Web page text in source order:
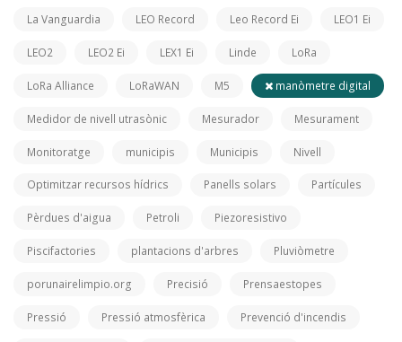
La Vanguardia LEO Record Leo Record Ei LEO1 Ei
LEO2 LEO2 Ei LEX1 Ei Linde LoRa
LoRa Alliance LoRaWAN M5 manòmetre digital
Medidor de nivell utrasònic Mesurador Mesurament
Monitoratge municipis Municipis Nivell
Optimitzar recursos hídrics Panells solars Partícules
Pèrdues d'aigua Petroli Piezoresistivo
Piscifactories plantacions d'arbres Pluviòmetre
porunairelimpio.org Precisió Prensaestopes
Pressió Pressió atmosfèrica Prevenció d'incendis